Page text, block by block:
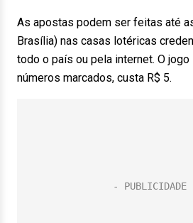
As apostas podem ser feitas até
Brasília) nas casas lotéricas
todo o país ou pela internet. O
números marcados, custa R$ 5.